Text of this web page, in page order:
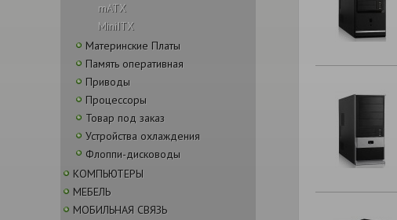
mATX
MiniITX
Материнские Платы
Память оперативная
Приводы
Процессоры
Товар под заказ
Устройства охлаждения
Флоппи-дисководы
КОМПЬЮТЕРЫ
МЕБЕЛЬ
МОБИЛЬНАЯ СВЯЗЬ